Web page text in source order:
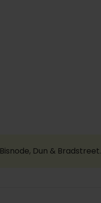
Dun & Bradstreet.